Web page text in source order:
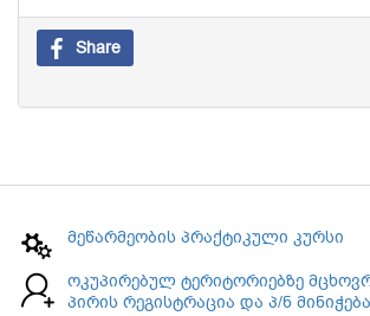
Share
მეწარმეობის პრაქტიკული კურსი
ოკუპირებულ ტერიტორიებზე
პირის რეგისტრაცია და პ/ნ მინიჭება